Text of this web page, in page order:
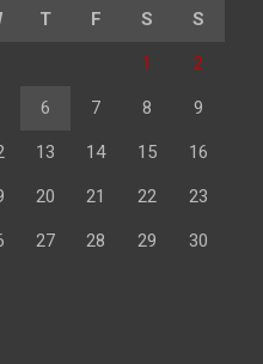
T F S S
1 2
6 7 8 9
13 14 15 16
20 21 22 23
27 28 29 30